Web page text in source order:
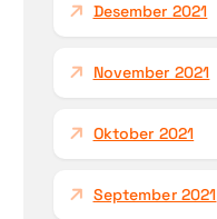
Desember 2021
November 2021
Oktober 2021
September 2021